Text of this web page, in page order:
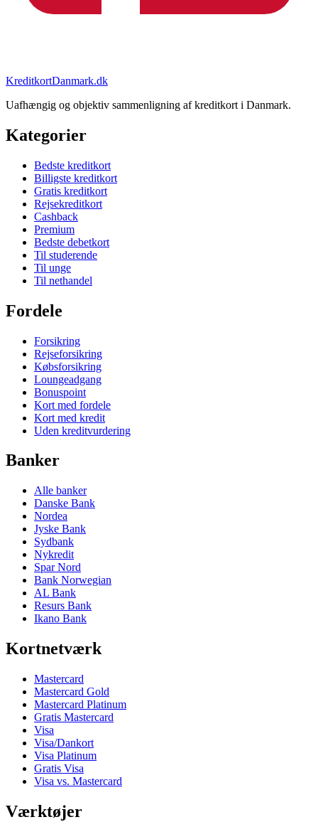
KreditkortDanmark.dk
Uafhængig og objektiv sammenligning af kreditkort i Danmark.
Kategorier
Bedste kreditkort
Billigste kreditkort
Gratis kreditkort
Rejsekreditkort
Cashback
Premium
Bedste debetkort
Til studerende
Til unge
Til nethandel
Fordele
Forsikring
Rejseforsikring
Købsforsikring
Loungeadgang
Bonuspoint
Kort med fordele
Kort med kredit
Uden kreditvurdering
Banker
Alle banker
Danske Bank
Nordea
Jyske Bank
Sydbank
Nykredit
Spar Nord
Bank Norwegian
AL Bank
Resurs Bank
Ikano Bank
Kortnetværk
Mastercard
Mastercard Gold
Mastercard Platinum
Gratis Mastercard
Visa
Visa/Dankort
Visa Platinum
Gratis Visa
Visa vs. Mastercard
Værktøjer